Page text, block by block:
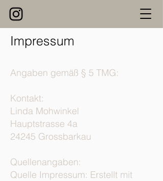
Impressum
Angaben gemäß § 5 TMG:
Kontakt:
Linda Mohwinkel
Hauptstrasse 4a
24245 Grossbarkau
Quellenangaben:
Quelle Impressum: Erstellt mit